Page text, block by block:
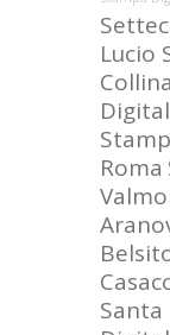
Lucio
Roma